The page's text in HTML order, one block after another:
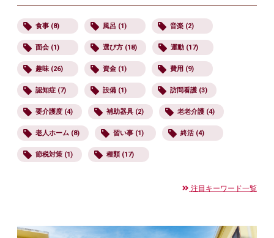
食事 (8) 風呂 (1) 音楽 (2)
面会 (1) 選び方 (18) 運動 (17)
趣味 (26) 資金 (1) 費用 (9)
認知症 (7) 設備 (1) 訪問看護 (3)
要介護度 (4) 補助器具 (2) 老老介護 (4)
老人ホーム (8) 習い事 (1) 終活 (4)
節税対策 (1) 種類 (17)
注目キーワード一覧